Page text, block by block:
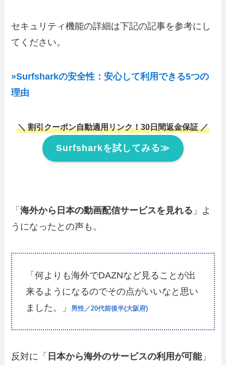
セキュリティ機能の詳細は下記の記事を参考にし
てください。
»Surfsharkの安全性：安心して利用できる5つの
理由
＼ 割引クーポン自動適用リンク！30日間返金保証 ／
Surfsharkを試してみる≫
「海外から日本の動画配信サービスを見れる 」よ
うになったとの声も。
「何よりも海外でDAZNなど見ることが出
来るようになるのでその点がいいなと思い
ました。」
男性／20代前後半(大阪府)
反対に「 日本から海外のサービスの利用が可能」